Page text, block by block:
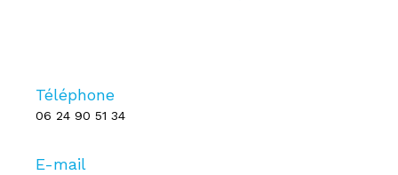
Téléphone
06 24 90 51 34
E-mail